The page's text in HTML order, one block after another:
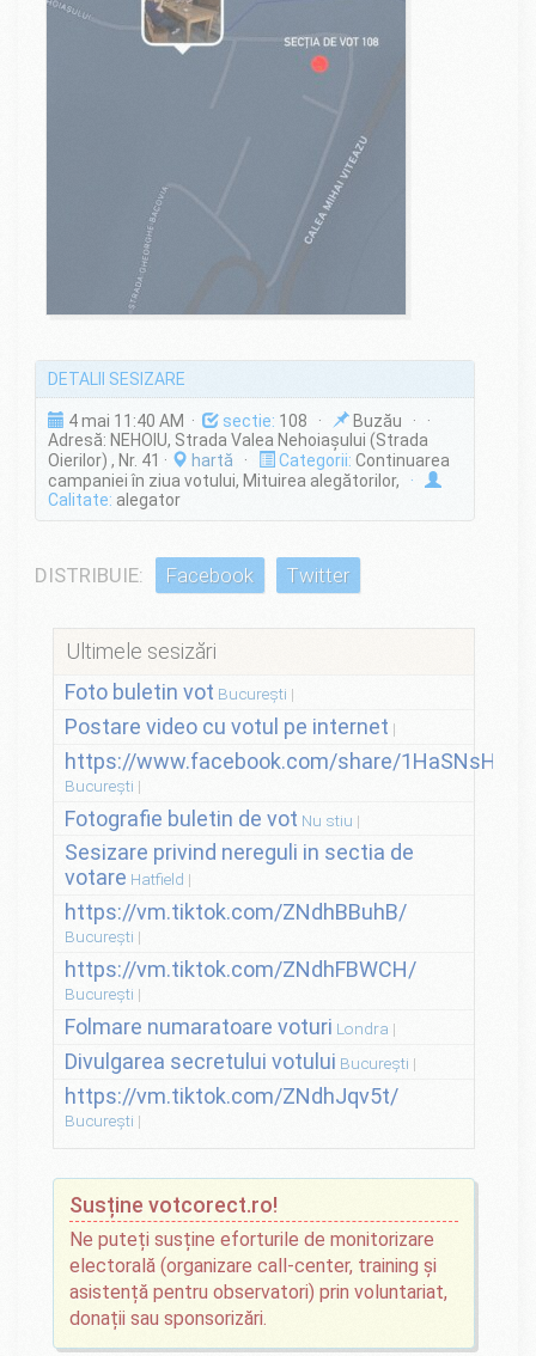
DETALII SESIZARE
4 mai 11:40 AM · sectie: 108 ·
Buzău · ·
Adresă: NEHOIU, Strada Valea Nehoiaşului (Strada
Oierilor) , Nr. 41 ·
hartă · Categorii: Continuarea
campaniei în ziua votului, Mituirea alegătorilor,
·
Calitate: alegator
DISTRIBUIE: Facebook Twitter
Ultimele sesizări
Foto buletin vot București
Postare video cu votul pe internet
https://www.facebook.com/share/
București
Fotografie buletin de vot Nu stiu
Sesizare privind nereguli in sectia de
votare Hatfield
https://vm.tiktok.com/ZNdhBBuhB/
București
https://vm.tiktok.com/ZNdhFBWCH/
București
Folmare numaratoare voturi Londra
Divulgarea secretului votului București
https://vm.tiktok.com/ZNdhJqv5t/
București
Susține votcorect.ro!
Ne puteți susține eforturile de monitorizare
electorală (organizare call-center, training și
asistență pentru observatori) prin voluntariat,
donații sau sponsorizări.